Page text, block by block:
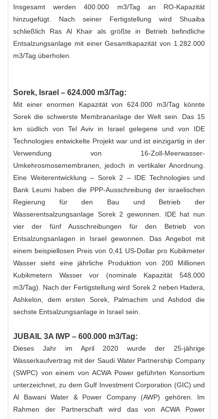
Insgesamt werden 400.000 m3/Tag an RO-Kapazität
hinzugefügt. Nach seiner Fertigstellung wird Shuaiba
schließlich Ras Al Khair als größte in Betrieb befindliche
Entsalzungsanlage mit einer Gesamtkapazität von 1.282.000
m3/Tag überholen.
Sorek, Israel – 624.000 m3/Tag:
Mit einer enormen Kapazität von 624.000 m3/Tag könnte
Sorek die schwerste Membrananlage der Welt sein. Das 15
km südlich von Tel Aviv in Israel gelegene und von IDE
Technologies entwickelte Projekt war und ist einzigartig in der
Verwendung von 16-Zoll-Meerwasser-
Umkehrosmosemembranen, jedoch in vertikaler Anordnung.
Eine Weiterentwicklung – Sorek 2 – IDE Technologies und
Bank Leumi haben die PPP-Ausschreibung der israelischen
Regierung für den Bau und Betrieb der
Wasserentsalzungsanlage Sorek 2 gewonnen. IDE hat nun
vier der fünf Ausschreibungen für den Betrieb von
Entsalzungsanlagen in Israel gewonnen. Das Angebot mit
einem beispiellosen Preis von 0,41 US-Dollar pro Kubikmeter
Wasser sieht eine jährliche Produktion von 200 Millionen
Kubikmetern Wasser vor (nominale Kapazität 548.000
m3/Tag). Nach der Fertigstellung wird Sorek 2 neben Hadera,
Ashkelon, dem ersten Sorek, Palmachim und Ashdod die
sechste Entsalzungsanlage in Israel sein.
JUBAIL 3A IWP – 600.000 m3/Tag:
Dieses Jahr im April 2020 wurde der 25-jährige
Wasserkaufvertrag mit der Saudi Water Partnership Company
(SWPC) von einem von ACWA Power geführten Konsortium
unterzeichnet, zu dem Gulf Investment Corporation (GIC) und
Al Bawani Water & Power Company (AWP) gehören. Im
Rahmen der Partnerschaft wird das von ACWA Power